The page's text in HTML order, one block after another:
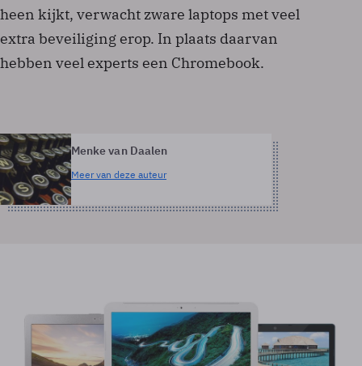
heen kijkt, verwacht zware laptops met veel
extra beveiliging erop. In plaats daarvan
hebben veel experts een Chromebook.
Menke van Daalen
Meer van deze auteur